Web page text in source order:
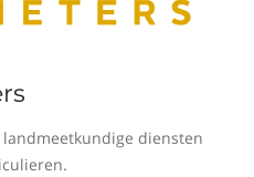
diensten